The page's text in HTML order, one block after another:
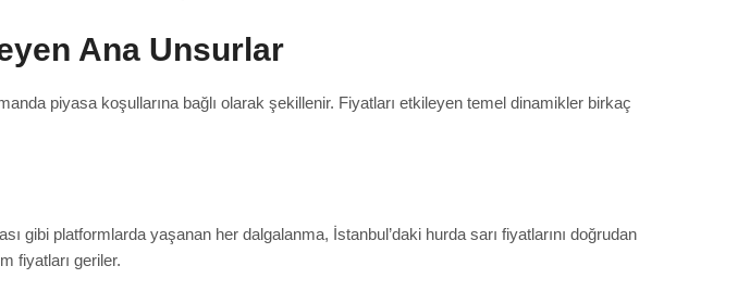
Ana Unsurlar
piyasa koşullarına bağlı olarak şekillenir. Fiyatları etkileyen temel dinamikler birkaç
gibi platformlarda yaşanan her dalgalanma, İstanbul’daki hurda sarı fiyatlarını doğrudan
fiyatları geriler.